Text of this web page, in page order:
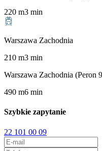
220 m3 min
Warszawa Zachodnia
210 m3 min
Warszawa Zachodnia (Peron
490 m6 min
Szybkie zapytanie
22 101 00 09